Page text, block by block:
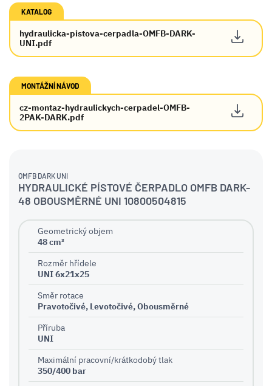
KATALOG
hydraulicka-pistova-cerpadla-OMFB-DARK-
UNI.pdf
MONTÁŽNÍ NÁVOD
cz-montaz-hydraulickych-cerpadel-OMFB-
2PAK-DARK.pdf
OMFB DARK UNI
HYDRAULICKÉ PÍSTOVÉ ČERPADLO OMFB DARK-
48 OBOUSMĚRNÉ UNI 10800504815
Geometrický objem
48 cm³
Rozměr hřídele
UNI 6x21x25
Směr rotace
Pravotočivé, Levotočivé, Obousměrné
Příruba
UNI
Maximální pracovní/krátkodobý tlak
350/400 bar